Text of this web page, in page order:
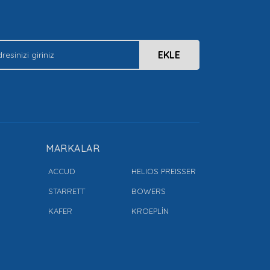
EKLE
MARKALAR
ACCUD
STARRETT
KAFER
HELIOS PREISSER
BOWERS
KROEPLİN